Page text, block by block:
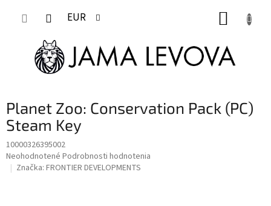
EUR
Planet Zoo: Conservation Pack (PC)
Steam Key
10000326395002
Priemerné
hodnotenie
Neohodnotené Podrobnosti hodnotenia
Značka: FRONTIER DEVELOPMENTS